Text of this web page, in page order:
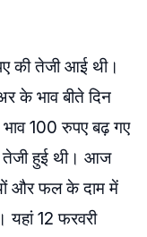
की तेजी आई थी।
के भाव बीते दिन
100 रुपए बढ़ गए
तेजी हुई थी। आज
और फल के दाम में
यहां 12 फरवरी